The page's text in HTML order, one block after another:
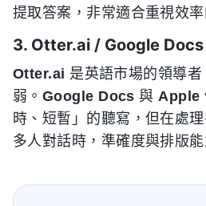
提取答案，非常適合重視效率
3. Otter.ai / Google Docs
Otter.ai 是英語市場的領導
弱。 Google Docs 與 Apple
時、短暫」的聽寫，但在處
多人對話時，準確度與排版能